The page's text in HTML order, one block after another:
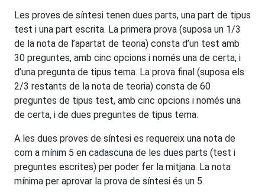
Les proves de síntesi tenen dues parts, una part de tipus
test i una part escrita. La primera prova (suposa un 1/3
de la nota de l’apartat de teoria) consta d’un test amb
30 preguntes, amb cinc opcions i només una de certa, i
d’una pregunta de tipus tema. La prova final (suposa els
2/3 restants de la nota de teoria) consta de 60
preguntes de tipus test, amb cinc opcions i només una
de certa, i de dues preguntes de tipus tema.
A les dues proves de síntesi es requereix una nota de
com a mínim 5 en cadascuna de les dues parts (test i
preguntes escrites) per poder fer la mitjana. La nota
mínima per aprovar la prova de síntesi és un 5.